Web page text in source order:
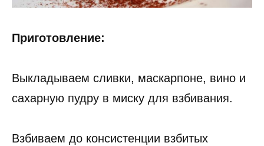
Приготовление:
Выкладываем сливки, маскарпоне, вино и
сахарную пудру в миску для взбивания.
Взбиваем до консистенции взбитых